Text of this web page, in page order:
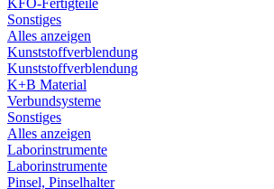
KFO-Fertigteile
Sonstiges
Alles anzeigen
Kunststoffverblendung
Kunststoffverblendung
K+B Material
Verbundsysteme
Sonstiges
Alles anzeigen
Laborinstrumente
Laborinstrumente
Pinsel, Pinselhalter